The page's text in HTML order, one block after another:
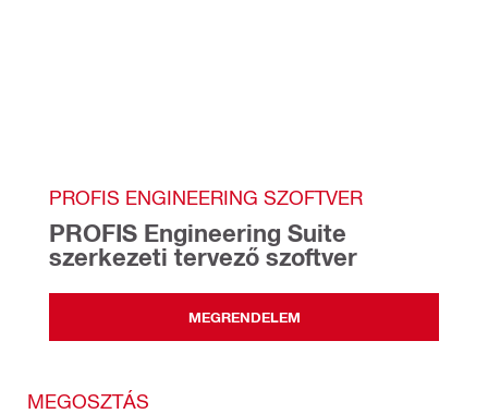
PROFIS ENGINEERING SZOFTVER
PROFIS Engineering Suite
szerkezeti tervező szoftver
MEGRENDELEM
MEGOSZTÁS